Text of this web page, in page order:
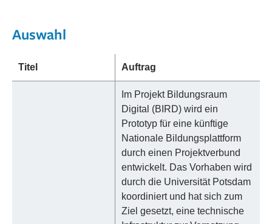
Auswahl
Titel Auftrag
Im Projekt Bildungsraum
Digital (BIRD) wird ein
Prototyp für eine künftige
Nationale Bildungsplattform
durch einen Projektverbund
entwickelt. Das Vorhaben wird
durch die Universität Potsdam
koordiniert und hat sich zum
Ziel gesetzt, eine technische